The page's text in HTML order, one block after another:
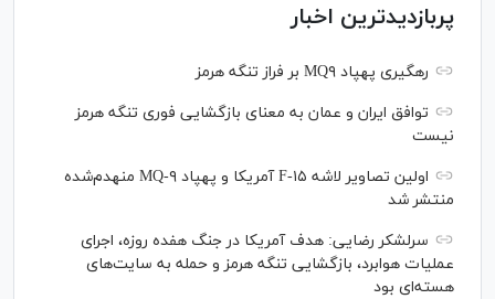
پربازدیدترین اخبار
رهگیری پهپاد MQ۹ بر فراز تنگه هرمز
توافق ایران و عمان به معنای بازگشایی فوری تنگه هرمز
نیست
اولین تصاویر لاشه F-۱۵ آمریکا و پهپاد MQ-۹ منهدم‌شده
منتشر شد
سرلشکر رضایی: هدف آمریکا در جنگ هفده روزه، اجرای
عملیات هوابرد، بازگشایی تنگه هرمز و حمله به سایت‌های
هسته‌ای بود